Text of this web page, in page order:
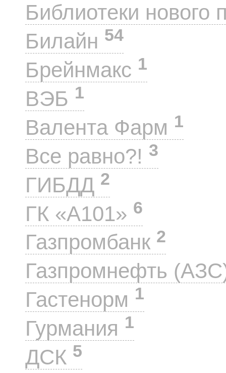
Библиотеки нового
Билайн 54
Брейнмакс 1
ВЭБ 1
Валента Фарм 1
Все равно?! 3
ГИБДД 2
ГК «А101» 6
Газпромбанк 2
Газпромнефть
Гастенорм 1
Гурмания 1
ДСК 5